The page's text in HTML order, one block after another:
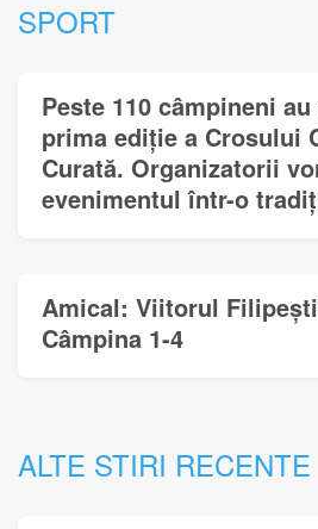
SPORT
Peste 110 câmpineni
prima ediție a Crosului
Curată. Organizatorii
evenimentul într-o
Amical: Viitorul
Câmpina 1-4
ALTE STIRI RECENTE